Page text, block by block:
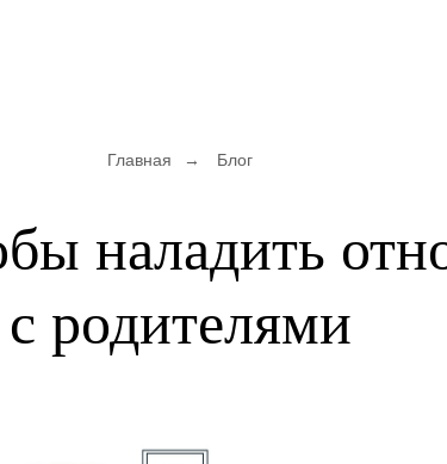
Главная → Блог
наладить
с родителями